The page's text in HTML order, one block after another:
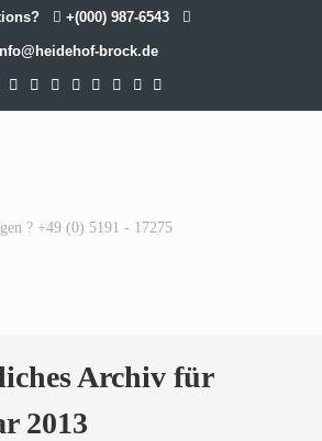
+(000) 987-6543
brock.de
? +49 (0) 5191 - 17275
Archiv für
2013